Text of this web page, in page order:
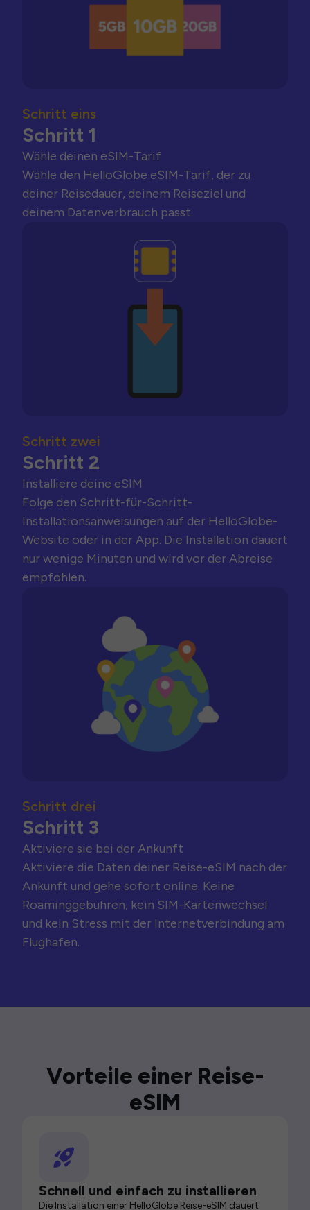
Schritt eins
Schritt 1
Wähle deinen eSIM-Tarif
Wähle den HelloGlobe eSIM-Tarif, der zu
deiner Reisedauer, deinem Reiseziel und
deinem Datenverbrauch passt.
Schritt zwei
Schritt 2
Installiere deine eSIM
Folge den Schritt-für-Schritt-
Installationsanweisungen auf der HelloGlobe-
Website oder in der App. Die Installation dauert
nur wenige Minuten und wird vor der Abreise
empfohlen.
Schritt drei
Schritt 3
Aktiviere sie bei der Ankunft
Aktiviere die Daten deiner Reise-eSIM nach der
Ankunft und gehe sofort online. Keine
Roaminggebühren, kein SIM-Kartenwechsel
und kein Stress mit der Internetverbindung am
Flughafen.
Vorteile einer Reise-
eSIM
Schnell und einfach zu installieren
Die Installation einer HelloGlobe Reise-eSIM dauert